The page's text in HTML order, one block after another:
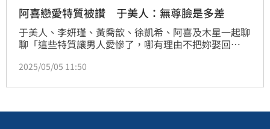
阿喜戀愛特質被讚 于美人：無尊臉是多差
于美人、李妍瑾、黃喬歆、徐凱希、阿喜及木星一起聊
聊「這些特質讓男人愛慘了，哪有理由不把妳娶回
外，同時也號召眾多網友參與投票。
2025/05/05 11:50